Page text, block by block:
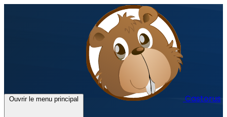
Ouvrir le menu principal Castorus